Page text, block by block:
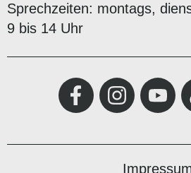
Sprechzeiten: montags,
9 bis 14 Uhr